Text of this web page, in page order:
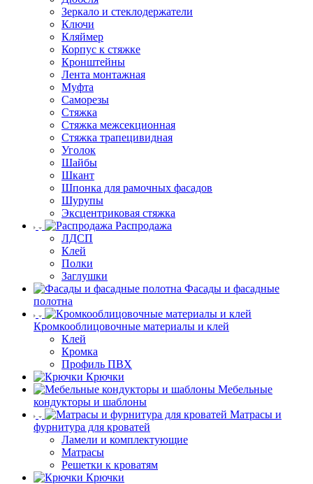
Зеркало и стеклодержатели
Ключи
Кляймер
Корпус к стяжке
Кронштейны
Лента монтажная
Муфта
Саморезы
Стяжка
Стяжка межсекционная
Стяжка трапецивидная
Уголок
Шайбы
Шкант
Шпонка для рамочных фасадов
Шурупы
Эксцентриковая стяжка
Распродажа
ЛДСП
Клей
Полки
Заглушки
Фасады и фасадные
полотна
Кромкооблицовочные материалы и клей
Клей
Кромка
Профиль ПВХ
Крючки
Мебельные
кондукторы и шаблоны
Матрасы и
фурнитура для кроватей
Ламели и комплектующие
Матрасы
Решетки к кроватям
Крючки